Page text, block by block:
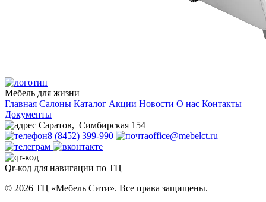
Мебель для жизни
Главная Салоны Каталог Акции Новости О нас Контакты
Документы
Саратов, Симбирская 154
8 (8452) 399-990
office@mebelct.ru
Qr-код для навигации по ТЦ
© 2026 ТЦ «Мебель Сити». Все права защищены.